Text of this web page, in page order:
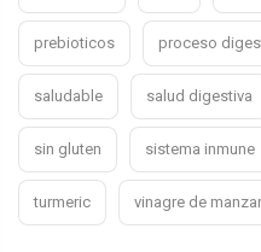
prebioticos proceso
saludable salud digestiva
sin gluten sistema inmune
turmeric vinagre de